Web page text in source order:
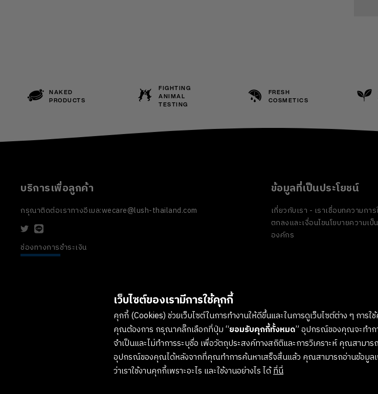
NAKED
PRODUCTS
FIGHTING
ANIMAL
TESTING
FRESH
COSMETICS
บริการเพื่อลูกค้า
กรุณาติดต่อเราทางอีเมล:wecare@lush-thailand.com
ข้อมูลที่เป็นประโยชน์
เกี่ยวกับเรา - เราเชื่อบทความกา
ตกลงและเงื่อนไขนโยบายความเ
องค์กร
ช่องทางการชำระเงิน
เว็บไซต์ของเรามีการใช้คุกกี้
คุกกี้ (Cookies) ช่วยเว็บไซต์ในการทำงานให้ดีขึ้นและในการดูเว็บไซต์ต่าง ๆ การ
คุณต้องการ กรุณาคลิ๊กเลือกที่ปุ่ม “ยอมรับคุกกี้ทั้งหมด” อุปกรณ์ของคุณจะทำก
จำเป็นและไม่ทำการระบุชื่อ เพื่อวัตถุประสงค์ทางสถิติและการวิเคราะห์ คุณสามา
อุปกรณ์ของคุณได้หลังจากที่คุณทำการค้นหาเสร็จสิ้นแล้ว คุณสามารถอ่านข้อมูล
ว่าเราใช้งานคุกกี้เพราะอะไร และใช้งานอย่างไร ได้ที่นี่